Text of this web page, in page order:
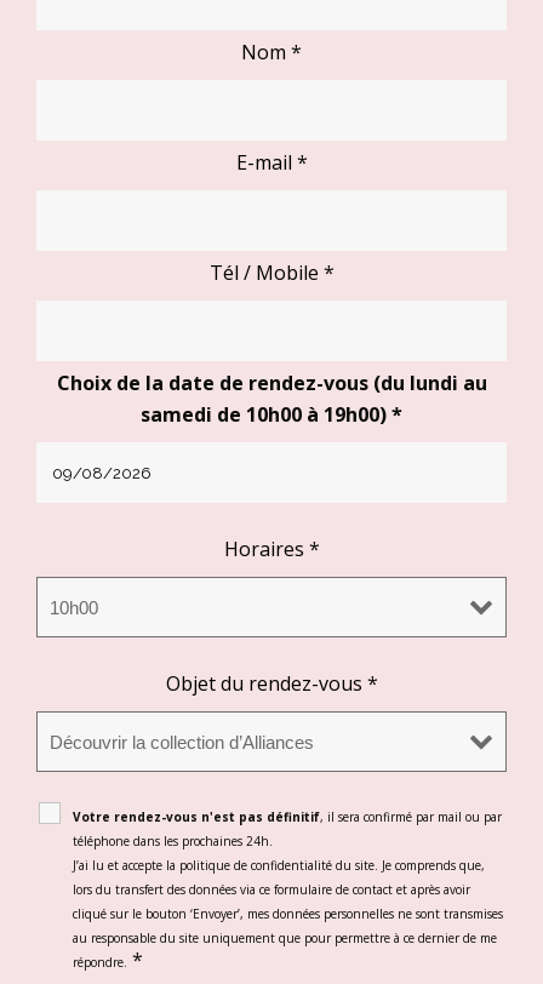
Nom *
E-mail *
Tél / Mobile *
Choix de la date de rendez-vous (du lundi au
samedi de 10h00 à 19h00)*
Horaires *
Objet du rendez-vous *
Votre rendez-vous n'est pas définitif, il sera confirmé par mail ou par
téléphone dans les prochaines 24h.
J’ai lu et accepte la politique de confidentialité du site. Je comprends que,
lors du transfert des données via ce formulaire de contact et après avoir
cliqué sur le bouton ‘Envoyer’, mes données personnelles ne sont transmises
au responsable du site uniquement que pour permettre à ce dernier de me
répondre. *